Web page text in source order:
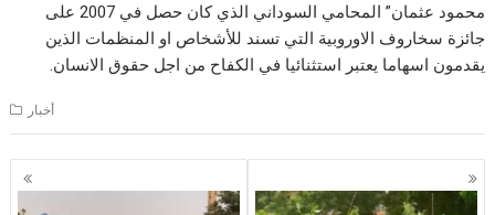
محمود عثمان” المحامي السوداني الذي كان حصل في 2007 على
جائزة سخاروف الاوروبية التي تسند للأشخاص او المنظمات الذين
يقدمون اسهاما يعتبر استثنائيا في الكفاح من اجل حقوق الانسان.
أخبار
Posts
navigation